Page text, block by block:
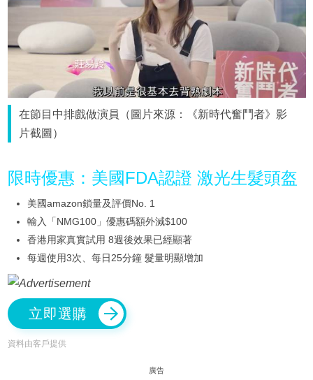
在節目中排戲做演員（圖片來源：《新時代奮鬥者》影
片截圖）
限時優惠：美國FDA認證 激光生髮頭盔
美國amazon鎖量及評價No. 1
輸入「NMG100」優惠碼額外減$100
香港用家真實試用 8週後效果已經顯著
每週使用3次、每日25分鐘 髮量明顯增加
立即選購
資料由客戶提供
廣告